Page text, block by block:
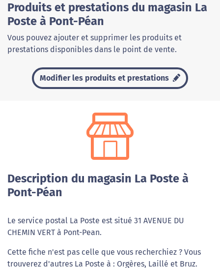
Produits et prestations du magasin La
Poste à Pont-Péan
Vous pouvez ajouter et supprimer les produits et
prestations disponibles dans le point de vente.
Modifier les produits et prestations
Description du magasin La Poste à
Pont-Péan
Le service postal La Poste est situé 31 AVENUE DU
CHEMIN VERT à Pont-Pean.
Cette fiche n'est pas celle que vous recherchiez ? Vous
trouverez d'autres La Poste à : Orgères, Laillé et Bruz.